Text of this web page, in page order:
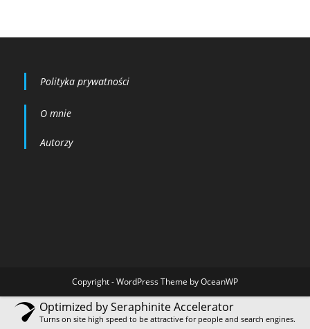
Polityka prywatności
O mnie
Autorzy
Copyright - WordPress Theme by OceanWP
Optimized by Seraphinite Accelerator
Turns on site high speed to be attractive for people and search engines.